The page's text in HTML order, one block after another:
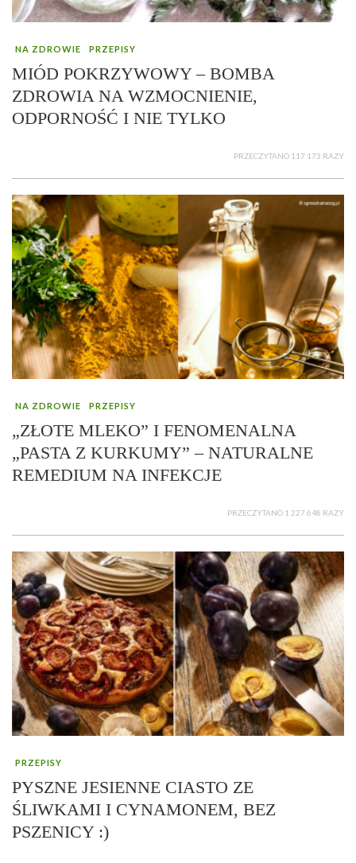
NA ZDROWIE PRZEPISY
MIÓD POKRZYWOWY – BOMBA
ZDROWIA NA WZMOCNIENIE,
ODPORNOŚĆ I NIE TYLKO
PRZECZYTANO 117 173 RAZY
NA ZDROWIE PRZEPISY
„ZŁOTE MLEKO” I FENOMENALNA
„PASTA Z KURKUMY” – NATURALNE
REMEDIUM NA INFEKCJE
PRZECZYTANO 1 227 648 RAZY
PRZEPISY
PYSZNE JESIENNE CIASTO ZE
ŚLIWKAMI I CYNAMONEM, BEZ
PSZENICY :)